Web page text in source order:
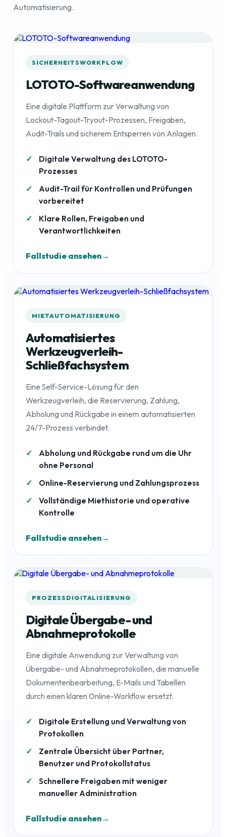
Automatisierung.
SICHERHEITSWORKFLOW
LOTOTO-Softwareanwendung
Eine digitale Plattform zur Verwaltung von
Lockout-Tagout-Tryout-Prozessen, Freigaben,
Audit-Trails und sicherem Entsperren von Anlagen.
Digitale Verwaltung des LOTOTO-
Prozesses
Audit-Trail für Kontrollen und Prüfungen
vorbereitet
Klare Rollen, Freigaben und
Verantwortlichkeiten
Fallstudie ansehen
MIETAUTOMATISIERUNG
Automatisiertes
Werkzeugverleih-
Schließfachsystem
Eine Self-Service-Lösung für den
Werkzeugverleih, die Reservierung, Zahlung,
Abholung und Rückgabe in einem automatisierten
24/7-Prozess verbindet.
Abholung und Rückgabe rund um die Uhr
ohne Personal
Online-Reservierung und Zahlungsprozess
Vollständige Miethistorie und operative
Kontrolle
Fallstudie ansehen
PROZESSDIGITALISIERUNG
Digitale Übergabe- und
Abnahmeprotokolle
Eine digitale Anwendung zur Verwaltung von
Übergabe- und Abnahmeprotokollen, die manuelle
Dokumentenbearbeitung, E-Mails und Tabellen
durch einen klaren Online-Workflow ersetzt.
Digitale Erstellung und Verwaltung von
Protokollen
Zentrale Übersicht über Partner,
Benutzer und Protokollstatus
Schnellere Freigaben mit weniger
manueller Administration
Fallstudie ansehen